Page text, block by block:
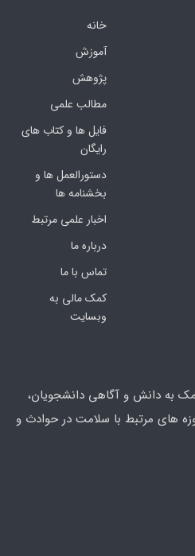
خانه
آموزش
پژوهش
مطالب علمی
فایل ها و کتاب های
رایگان
دستورالعمل ها و
بخشنامه ها
اخبار علمی مرتبط
درباره ما
تماس با ما
کمک مالی به
وبسایت
به دانش و آگاهی دانشجویان،
های مرتبط با سلامت در حوادث و